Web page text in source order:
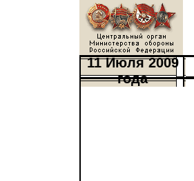
11 Июля 2009
года